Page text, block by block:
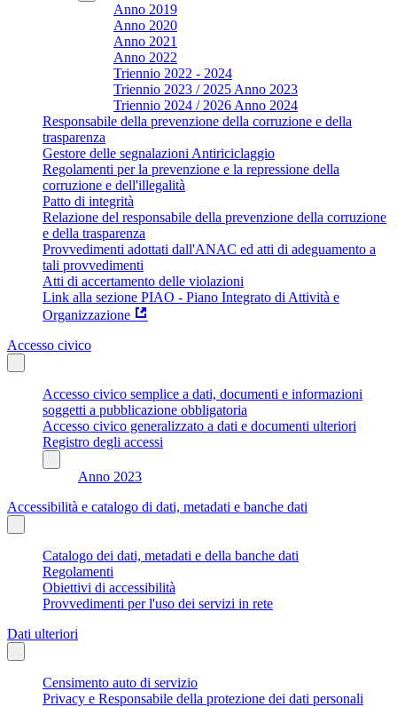
Anno 2019
Anno 2020
Anno 2021
Anno 2022
Triennio 2022 - 2024
Triennio 2023 / 2025 Anno 2023
Triennio 2024 / 2026 Anno 2024
Responsabile della prevenzione della corruzione e della
trasparenza
Gestore delle segnalazioni Antiriciclaggio
Regolamenti per la prevenzione e la repressione della
corruzione e dell'illegalità
Patto di integrità
Relazione del responsabile della prevenzione della corruzione
e della trasparenza
Provvedimenti adottati dall'ANAC ed atti di adeguamento a
tali provvedimenti
Atti di accertamento delle violazioni
Link alla sezione PIAO - Piano Integrato di Attività e
Organizzazione
Accesso civico
Accesso civico semplice a dati, documenti e informazioni
soggetti a pubblicazione obbligatoria
Accesso civico generalizzato a dati e documenti ulteriori
Registro degli accessi
Anno 2023
Accessibilità e catalogo di dati, metadati e banche dati
Catalogo dei dati, metadati e della banche dati
Regolamenti
Obiettivi di accessibilità
Provvedimenti per l'uso dei servizi in rete
Dati ulteriori
Censimento auto di servizio
Privacy e Responsabile della protezione dei dati personali